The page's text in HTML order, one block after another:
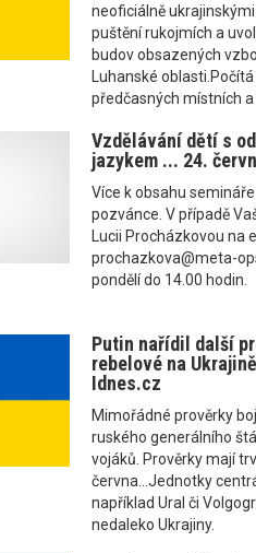
neoficiálně
puštění rukojmích a
budov obsazených
Luhanské
předčasných místních a
Vzdělávání dětí s
jazykem ... 24.
Více k obsahu
pozvánce. V případě
Lucii Procházkovou na
prochazkova@meta-
pondělí do 14.00 hodin.
Putin nařídil další
rebelové na
Idnes.cz
Mimořádné prověrky
ruského generálního
vojáků. Prověrky mají
června...Jednotky
například Ural či
nedaleko Ukrajiny.